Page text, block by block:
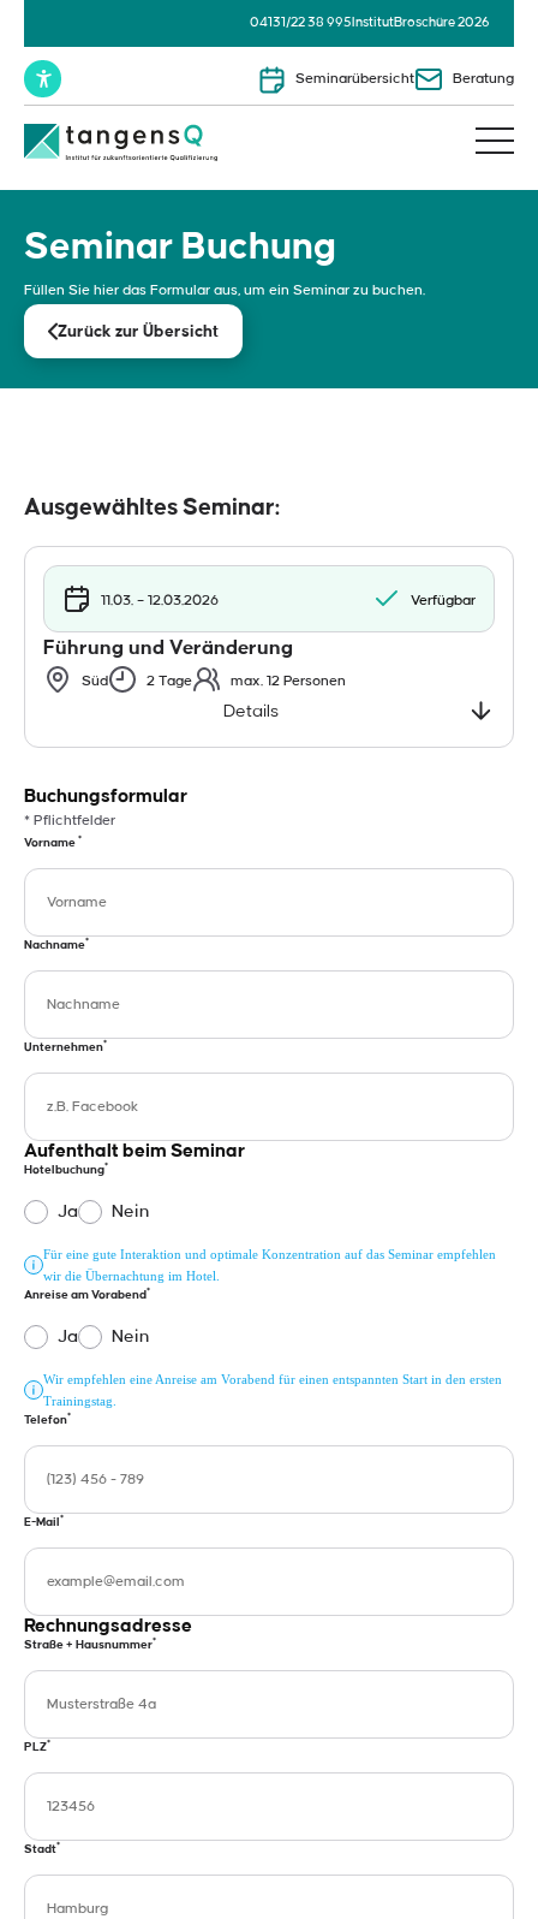
04131/22 38 995 InstitutBroschüre 2026
Seminarübersicht Beratung
Seminar Buchung
Füllen Sie hier das Formular aus, um ein Seminar zu buchen.
Zurück zur Übersicht
Ausgewähltes Seminar:
11.03. – 12.03.2026 Verfügbar
Führung und Veränderung
Süd 2 Tage max. 12 Personen
Details
Buchungsformular
* Pflichtfelder
Vorname *
Nachname*
Unternehmen*
Aufenthalt beim Seminar
Hotelbuchung*
Ja Nein
Für eine gute Interaktion und optimale Konzentration auf das Seminar empfehlen
wir die Übernachtung im Hotel.
Anreise am Vorabend*
Ja Nein
Wir empfehlen eine Anreise am Vorabend für einen entspannten Start in den ersten
Trainingstag.
Telefon*
E-Mail *
Rechnungsadresse
Straße + Hausnummer*
PLZ*
Stadt*